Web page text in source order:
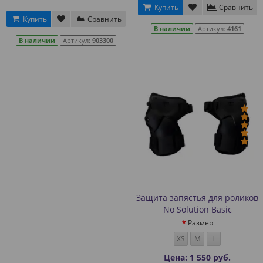
Купить Сравнить
В наличии Артикул: 903300
Купить Сравнить
В наличии Артикул: 4161
Защита запястья для роликов
No Solution Basic
Размер
XS
M L
Цена: 1 550 руб.